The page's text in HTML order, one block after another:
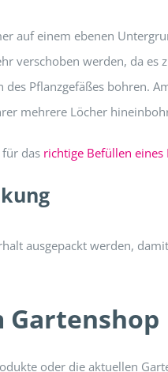
auf einem ebenen
verschoben werden, da es
des Pflanzgefäßes bohren.
mehrere Löcher
das richtige Befüllen eines
ausgepackt werden,
Gartenshop
oder die aktuellen